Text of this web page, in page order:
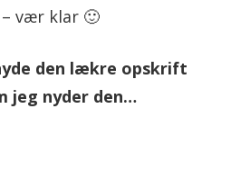
vær klar 🙂
den lækre opskrift
jeg nyder den…